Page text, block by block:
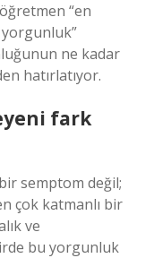
“en
ne kadar
hatırlatıyor.
fark
semptom değil;
çok katmanlı bir
ve
bu yorgunluk